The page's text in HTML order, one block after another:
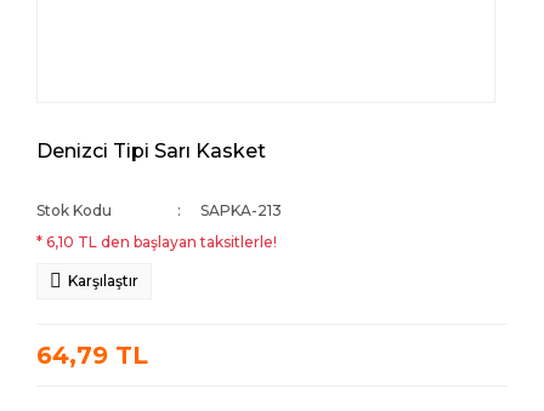
Denizci Tipi Sarı Kasket
Stok Kodu
SAPKA-213
* 6,10 TL den başlayan taksitlerle!
Karşılaştır
64,79 TL